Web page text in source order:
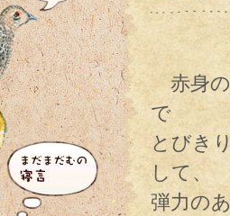
赤身の
で
とびき
して、
弾力の